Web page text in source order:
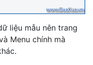
liệu mẫu nên trang
Menu chính mà